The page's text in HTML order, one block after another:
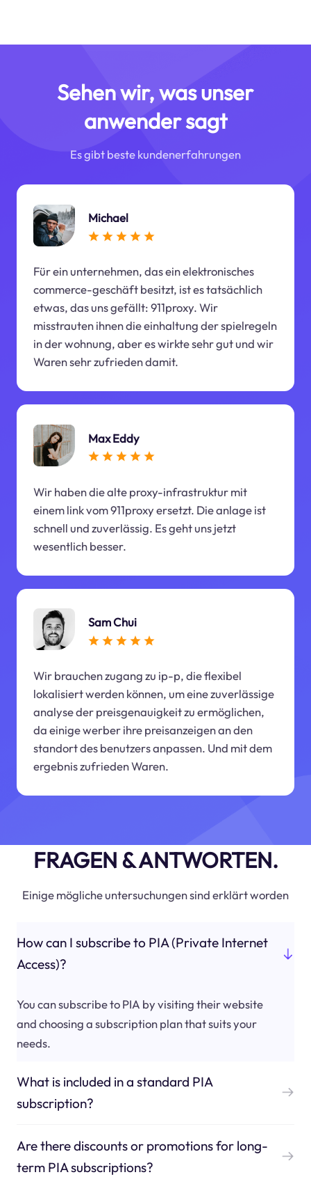
Sehen wir, was unser
anwender sagt
Es gibt beste kundenerfahrungen
Michael
Für ein unternehmen, das ein elektronisches
commerce-geschäft besitzt, ist es tatsächlich
etwas, das uns gefällt: 911proxy. Wir
misstrauten ihnen die einhaltung der spielregeln
in der wohnung, aber es wirkte sehr gut und wir
Waren sehr zufrieden damit.
Max Eddy
Wir haben die alte proxy-infrastruktur mit
einem link vom 911proxy ersetzt. Die anlage ist
schnell und zuverlässig. Es geht uns jetzt
wesentlich besser.
Sam Chui
Wir brauchen zugang zu ip-p, die flexibel
lokalisiert werden können, um eine zuverlässige
analyse der preisgenauigkeit zu ermöglichen,
da einige werber ihre preisanzeigen an den
standort des benutzers anpassen. Und mit dem
ergebnis zufrieden Waren.
FRAGEN & ANTWORTEN.
Einige mögliche untersuchungen sind erklärt worden
How can I subscribe to PIA (Private Internet
Access)?
You can subscribe to PIA by visiting their website
and choosing a subscription plan that suits your
needs.
What is included in a standard PIA
subscription?
Are there discounts or promotions for long-
term PIA subscriptions?